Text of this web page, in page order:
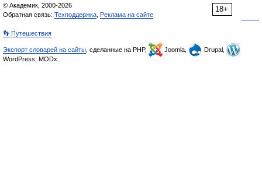
18+
© Академик, 2000-2026
Обратная связь: Техподдержка Реклама на сайте
👣 Путешествия
Экспорт словарей на сайты , сделанные на PHP, Joomla,
Drupal,
WordPress, MODx.